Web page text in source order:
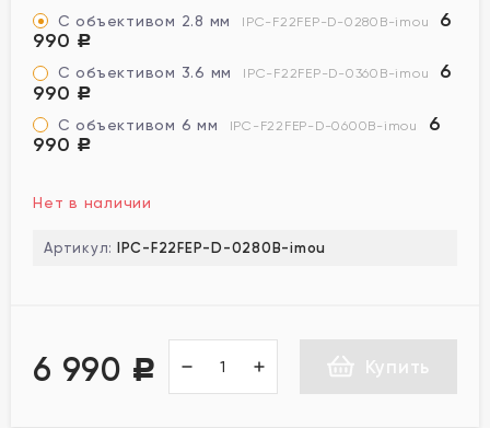
С объективом 2.8 мм IPC-F22FEP-D-0280B-imou
6
990
Р
С объективом 3.6 мм IPC-F22FEP-D-0360B-imou
6
990
Р
С объективом 6 мм IPC-F22FEP-D-0600B-imou
6
990
Р
Нет в наличии
Артикул: IPC-F22FEP-D-0280B-imou
6 990 Р Купить